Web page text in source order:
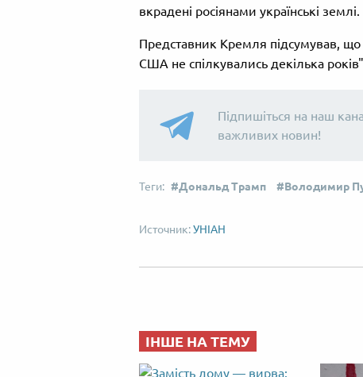
вкрадені росіянами українські землі.
Представник Кремля підсумував,
США не спілкувались декілька
Підпишіться на наш
важливих новин!
Дональд Трамп Володимир
УНІАН
ІНШЕ НА ТЕМУ